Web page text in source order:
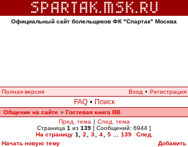
Официальный сайт болельщиков ФК "Спартак" Москва
Полная версия Вход • Регистрация
FAQ • Поиск
Общение на сайте » Гостевая книга ВВ
Пред. тема | След. тема
Страница 1 из 139 [ Сообщений: 6944 ]
На страницу 1 2 3 4 5 139
След.
Начать новую тему
Добавить